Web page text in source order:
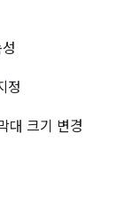
정
대 크기 변경